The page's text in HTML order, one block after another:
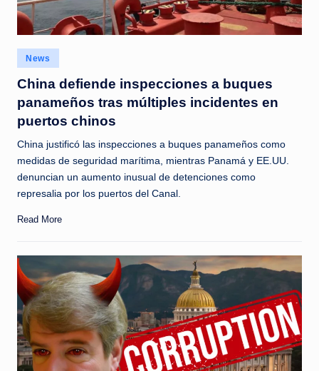
Posted
in
News
China defiende inspecciones a buques
panameños tras múltiples incidentes en
puertos chinos
China justificó las inspecciones a buques panameños como
medidas de seguridad marítima, mientras Panamá y EE.UU.
denuncian un aumento inusual de detenciones como
represalia por los puertos del Canal.
Read More